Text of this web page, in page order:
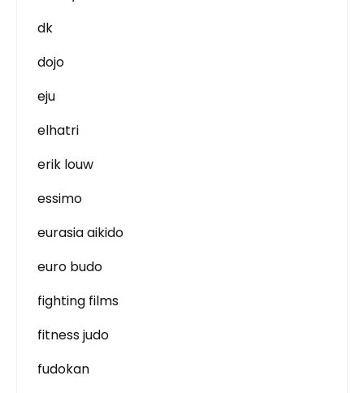
dk
dojo
eju
elhatri
erik louw
essimo
eurasia aikido
euro budo
fighting films
fitness judo
fudokan